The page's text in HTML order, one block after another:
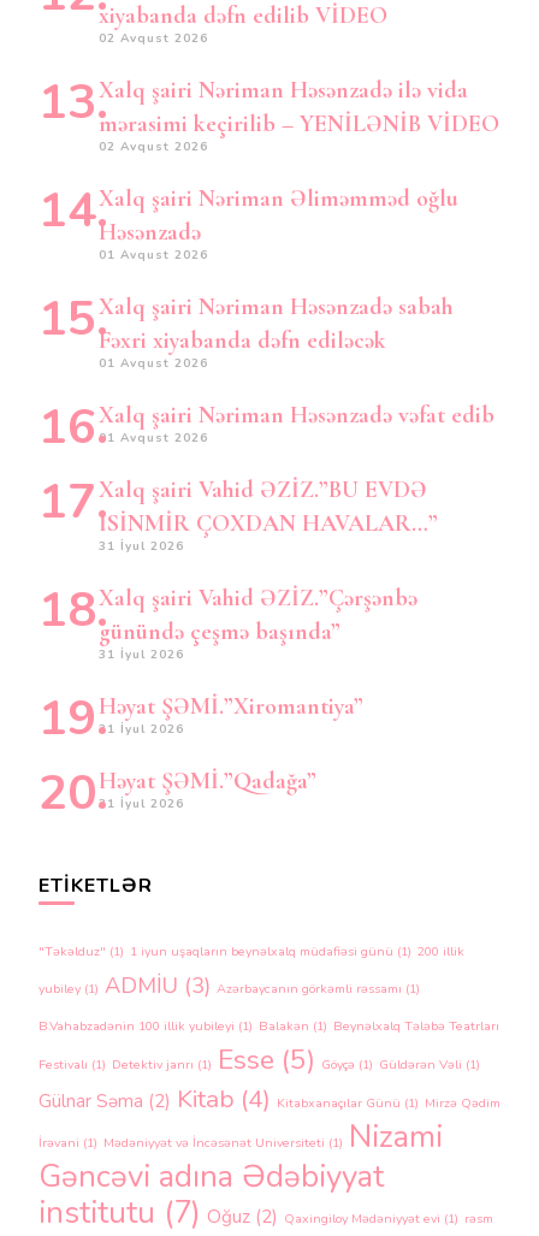
xiyabanda dəfn edilib VİDEO
02 Avqust 2026
Xalq şairi Nəriman Həsənzadə ilə vida
mərasimi keçirilib – YENİLƏNİB VİDEO
02 Avqust 2026
Xalq şairi Nəriman Əliməmməd oğlu
Həsənzadə
01 Avqust 2026
Xalq şairi Nəriman Həsənzadə sabah
Fəxri xiyabanda dəfn ediləcək
01 Avqust 2026
Xalq şairi Nəriman Həsənzadə vəfat edib
01 Avqust 2026
Xalq şairi Vahid ƏZİZ.”BU EVDƏ
İSİNMİR ÇOXDAN HAVALAR…”
31 İyul 2026
Xalq şairi Vahid ƏZİZ.”Çərşənbə
günündə çeşmə başında”
31 İyul 2026
Həyat ŞƏMİ.”Xiromantiya”
31 İyul 2026
Həyat ŞƏMİ.”Qadağa”
31 İyul 2026
ETIKETLƏR
"Təkəlduz" (1) 1 iyun uşaqların beynəlxalq müdafiəsi günü (1) 200 illik
yubiley (1) ADMİU (3) Azərbaycanın görkəmli rəssamı (1)
B.Vahabzadənin 100 illik yubileyi (1) Balakən (1) Beynəlxalq Tələbə Teatrları
Festivalı (1) Detektiv janrı (1) Esse (5) Göyçə (1) Güldərən Vəli (1)
Gülnar Səma (2) Kitab (4) Kitabxanaçılar Günü (1) Mirzə Qədim
İrəvani (1) Mədəniyyət və İncəsənət Universiteti (1) Nizami
Gəncəvi adına Ədəbiyyat
institutu (7) Oğuz (2) Qaxingiloy Mədəniyyət evi (1) rəsm